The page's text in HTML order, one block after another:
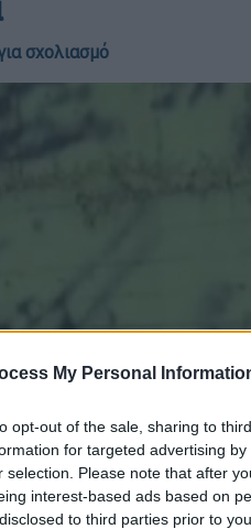
My Personal
opt-out of the sale, sharing to
for targeted advertising
selection. Please note that after
interest-based ads based on
to third parties prior to
σχολιασμό